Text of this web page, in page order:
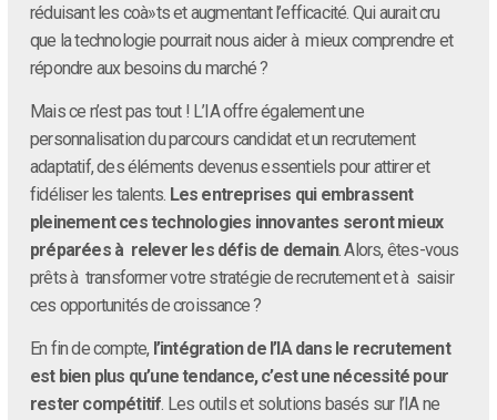
réduisant les coà»ts et augmentant l’efficacité. Qui aurait cru
que la technologie pourrait nous aider à mieux comprendre et
répondre aux besoins du marché ?
Mais ce n’est pas tout ! L’IA offre également une
personnalisation du parcours candidat et un recrutement
adaptatif, des éléments devenus essentiels pour attirer et
fidéliser les talents. Les entreprises qui embrassent
pleinement ces technologies innovantes seront mieux
préparées à relever les défis de demain. Alors, êtes-vous
prêts à transformer votre stratégie de recrutement et à saisir
ces opportunités de croissance ?
En fin de compte, l’intégration de l’IA dans le recrutement
est bien plus qu’une tendance, c’est une nécessité pour
rester compétitif. Les outils et solutions basés sur l’IA ne